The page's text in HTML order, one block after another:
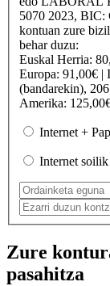
5070 2023,
kontuan zure
behar duzu:
Euskal Herria:
Europa: 91,00€ |
(bandarekin),
Amerika:
Internet +
Internet soilik
Zure
pasahitza